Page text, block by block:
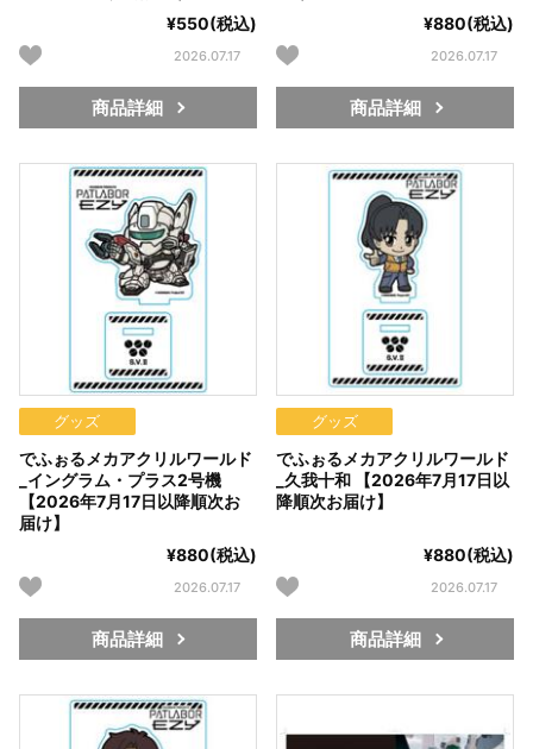
¥550(税込)
2026.07.17
商品詳細
¥880(税込)
2026.07.17
商品詳細
グッズ
でふぉるメカアクリルワールド
_イングラム・プラス2号機
【2026年7月17日以降順次お
届け】
¥880(税込)
2026.07.17
商品詳細
グッズ
でふぉるメカアクリルワールド
_久我十和 【2026年7月17日以
降順次お届け】
¥880(税込)
2026.07.17
商品詳細